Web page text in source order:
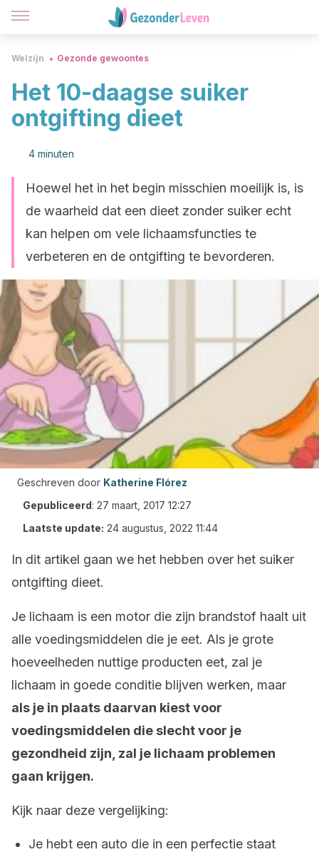
Welzijn Gezonde gewoontes
Het 10-daagse suiker
ontgifting dieet
4 minuten
Hoewel het in het begin misschien moeilijk is, is
de waarheid dat een dieet zonder suiker echt
kan helpen om vele lichaamsfuncties te
verbeteren en de ontgifting te bevorderen.
Geschreven door Katherine Flórez
Gepubliceerd: 27 maart, 2017 12:27
Laatste update: 24 augustus, 2022 11:44
In dit artikel gaan we het hebben over het suiker
ontgifting dieet.
Je lichaam is een motor die zijn brandstof haalt uit
alle voedingsmiddelen die je eet. Als je grote
hoeveelheden nuttige producten eet, zal je
lichaam in goede conditie blijven werken, maar
als je in plaats daarvan kiest voor
voedingsmiddelen die slecht voor je
gezondheid zijn, zal je lichaam problemen
gaan krijgen.
Kijk naar deze vergelijking:
Je hebt een auto die in een perfectie staat